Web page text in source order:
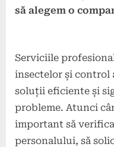
să alegem o
Serviciile
insectelor și control
soluții eficiente și
probleme. Atunci
important să
personalului, să